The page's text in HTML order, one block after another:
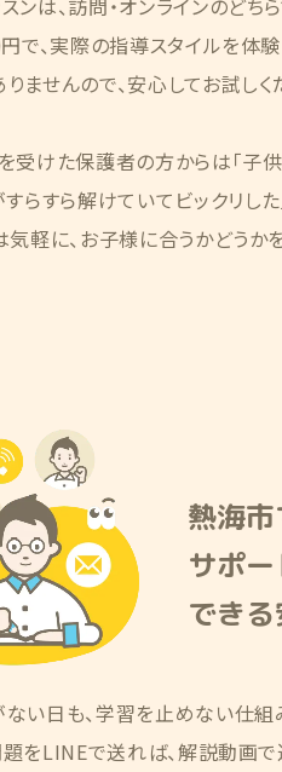
で、実際の指導スタイルを体
ませんので、安心してお試しく
受けた保護者の方からは「子供
すらすら解けていてビックリし
気軽に、お子様に合うかどう
熱海
サポ
でき
い日も、学習を止めない仕組
をLINEで送れば、解説動画で